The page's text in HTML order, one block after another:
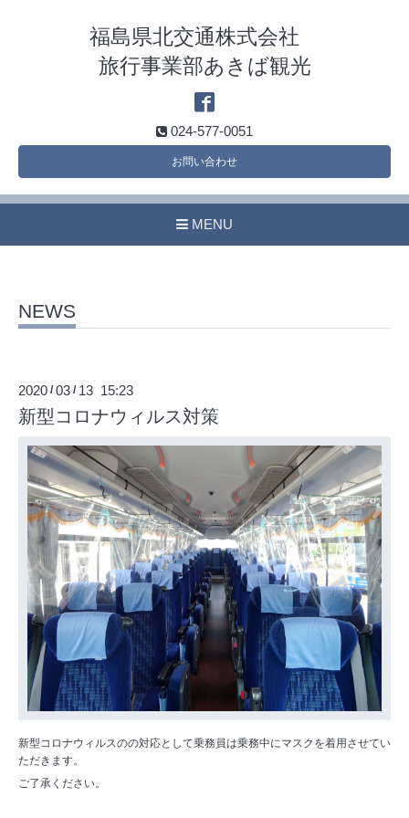
福島県北交通株式会社
旅行事業部あきば観光
024-577-0051
お問い合わせ
MENU
NEWS
2020 /03 / 13 15:23
新型コロナウィルス対策
新型コロナウィルスのの対応として乗務員は乗務中にマスクを着用させてい
ただきます。
ご了承ください。